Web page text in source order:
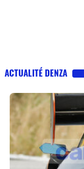
ACTUALITÉ DENZA